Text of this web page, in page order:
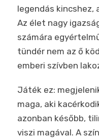
legendás kincshez,
Az élet nagy
számára
tündér nem az ő
emberi szívben
Játék ez:
maga, aki
azonban később,
viszi magával. A